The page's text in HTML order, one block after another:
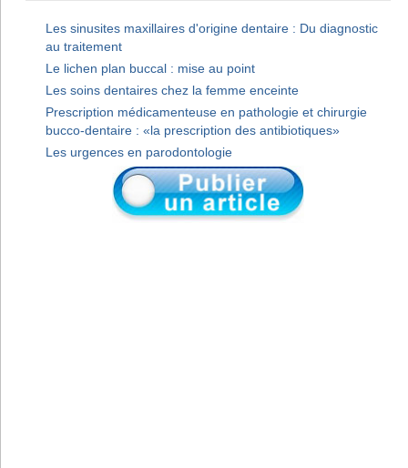
Les sinusites maxillaires d'origine dentaire : Du diagnostic
au traitement
Le lichen plan buccal : mise au point
Les soins dentaires chez la femme enceinte
Prescription médicamenteuse en pathologie et chirurgie
bucco-dentaire : «la prescription des antibiotiques»
Les urgences en parodontologie